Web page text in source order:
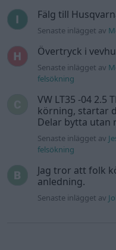
Fälg till
Senaste inlägget av
Övertryck i
Senaste inlägget av
felsökning
VW LT35 -04 2.5
körning, startar
Delar bytta utan
Senaste inlägget av
felsökning
Jag tror att folk
anledning.
Senaste inlägget av